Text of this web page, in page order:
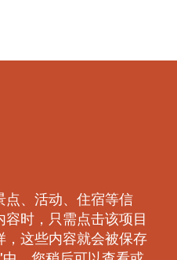
点、活动、住宿等信
时，只需点击该项目
这些内容就会被保存